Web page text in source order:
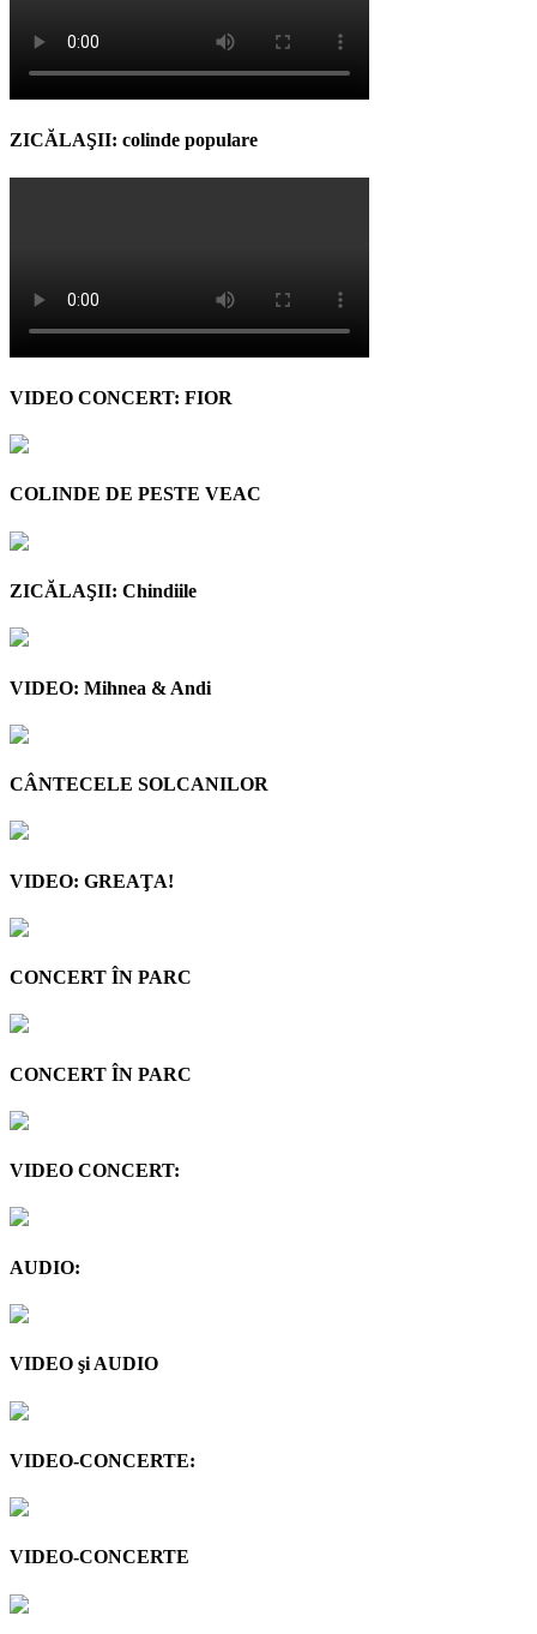
ZICĂLAŞII: colinde populare
VIDEO CONCERT: FIOR
COLINDE DE PESTE VEAC
ZICĂLAŞII: Chindiile
VIDEO: Mihnea & Andi
CÂNTECELE SOLCANILOR
VIDEO: GREAŢA!
CONCERT ÎN PARC
CONCERT ÎN PARC
VIDEO CONCERT:
AUDIO:
VIDEO şi AUDIO
VIDEO-CONCERTE:
VIDEO-CONCERTE